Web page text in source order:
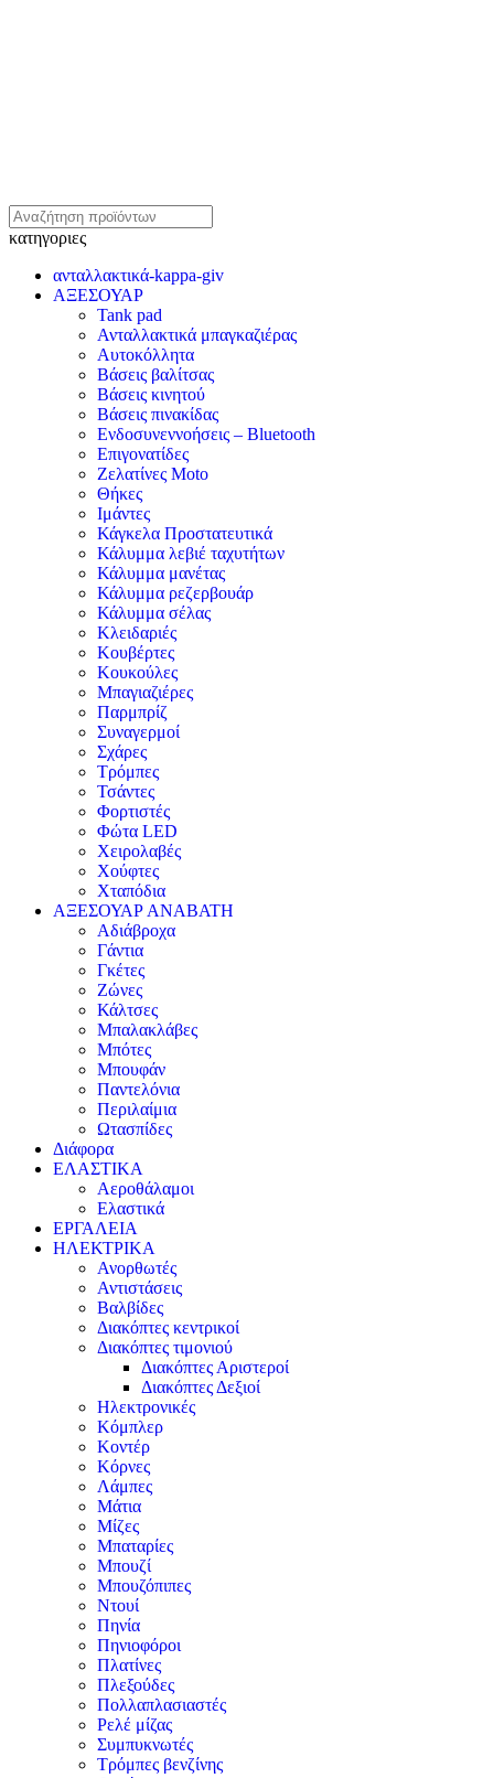
κατηγοριες
ανταλλακτικά-kappa-giv
ΑΞΕΣΟΥΑΡ
Tank pad
Ανταλλακτικά μπαγκαζιέρας
Αυτοκόλλητα
Βάσεις βαλίτσας
Βάσεις κινητού
Βάσεις πινακίδας
Ενδοσυνεννοήσεις – Bluetooth
Επιγονατίδες
Ζελατίνες Moto
Θήκες
Ιμάντες
Κάγκελα Προστατευτικά
Κάλυμμα λεβιέ ταχυτήτων
Κάλυμμα μανέτας
Κάλυμμα ρεζερβουάρ
Κάλυμμα σέλας
Κλειδαριές
Κουβέρτες
Κουκούλες
Μπαγιαζιέρες
Παρμπρίζ
Συναγερμοί
Σχάρες
Τρόμπες
Τσάντες
Φορτιστές
Φώτα LED
Χειρολαβές
Χούφτες
Χταπόδια
ΑΞΕΣΟΥΑΡ ΑΝΑΒΑΤΗ
Αδιάβροχα
Γάντια
Γκέτες
Ζώνες
Κάλτσες
Μπαλακλάβες
Μπότες
Μπουφάν
Παντελόνια
Περιλαίμια
Ωτασπίδες
Διάφορα
ΕΛΑΣΤΙΚΑ
Αεροθάλαμοι
Ελαστικά
ΕΡΓΑΛΕΙΑ
ΗΛΕΚΤΡΙΚΑ
Ανορθωτές
Αντιστάσεις
Βαλβίδες
Διακόπτες κεντρικοί
Διακόπτες τιμονιού
Διακόπτες Αριστεροί
Διακόπτες Δεξιοί
Ηλεκτρονικές
Κόμπλερ
Κοντέρ
Κόρνες
Λάμπες
Μάτια
Μίζες
Μπαταρίες
Μπουζί
Μπουζόπιπες
Ντουί
Πηνία
Πηνιοφόροι
Πλατίνες
Πλεξούδες
Πολλαπλασιαστές
Ρελέ μίζας
Συμπυκνωτές
Τρόμπες βενζίνης